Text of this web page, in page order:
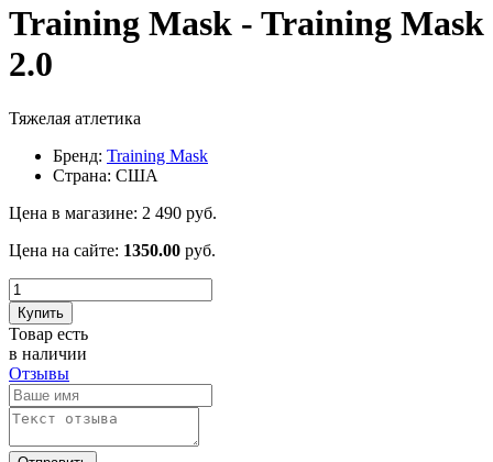
Training Mask - Training Mask
2.0
Тяжелая атлетика
Бренд: Training Mask
Страна: США
Цена в магазине: 2 490 руб.
Цена на сайте: 1350.00 руб.
Купить
Товар есть
в наличии
Отзывы